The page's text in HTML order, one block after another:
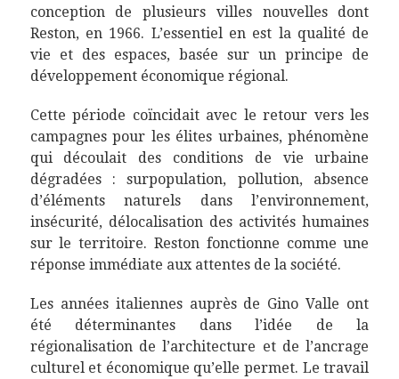
conception de plusieurs villes nouvelles dont
Reston, en 1966. L’essentiel en est la qualité de
vie et des espaces, basée sur un principe de
développement économique régional.
Cette période coïncidait avec le retour vers les
campagnes pour les élites urbaines, phénomène
qui découlait des conditions de vie urbaine
dégradées : surpopulation, pollution, absence
d’éléments naturels dans l’environnement,
insécurité, délocalisation des activités humaines
sur le territoire. Reston fonctionne comme une
réponse immédiate aux attentes de la société.
Les années italiennes auprès de Gino Valle ont
été déterminantes dans l’idée de la
régionalisation de l’architecture et de l’ancrage
culturel et économique qu’elle permet. Le travail